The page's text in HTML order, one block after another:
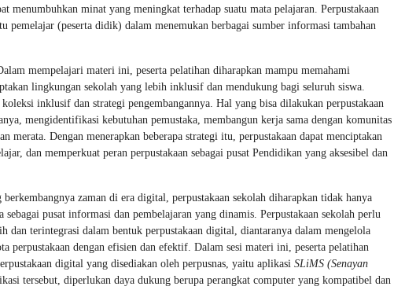
menumbuhkan minat yang meningkat terhadap suatu mata pelajaran. Perpustakaan
pemelajar (peserta didik) dalam menemukan berbagai sumber informasi tambahan
mempelajari materi ini, peserta pelatihan diharapkan mampu memahami
lingkungan sekolah yang lebih inklusif dan mendukung bagi seluruh siswa.
inklusif dan strategi pengembangannya. Hal yang bisa dilakukan perpustakaan
mengidentifikasi kebutuhan pemustaka, membangun kerja sama dengan komunitas
merata. Dengan menerapkan beberapa strategi itu, perpustakaan dapat menciptakan
dan memperkuat peran perpustakaan sebagai pusat Pendidikan yang aksesibel dan
zaman di era digital, perpustakaan sekolah diharapkan tidak hanya
pusat informasi dan pembelajaran yang dinamis. Perpustakaan sekolah perlu
dan terintegrasi dalam bentuk perpustakaan digital, diantaranya dalam mengelola
perpustakaan dengan efisien dan efektif. Dalam sesi materi ini, peserta pelatihan
digital yang disediakan oleh perpusnas, yaitu aplikasi SLiMS (Senayan
tersebut, diperlukan daya dukung berupa perangkat computer yang kompatibel dan